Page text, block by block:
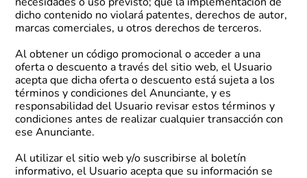
necesidades o uso previsto; que la implementación de
dicho contenido no violará patentes, derechos de autor,
marcas comerciales, u otros derechos de terceros.
Al obtener un código promocional o acceder a una
oferta o descuento a través del sitio web, el Usuario
acepta que dicha oferta o descuento está sujeta a los
términos y condiciones del Anunciante, y es
responsabilidad del Usuario revisar estos términos y
condiciones antes de realizar cualquier transacción con
ese Anunciante.
Al utilizar el sitio web y/o suscribirse al boletín
informativo, el Usuario acepta que su información se